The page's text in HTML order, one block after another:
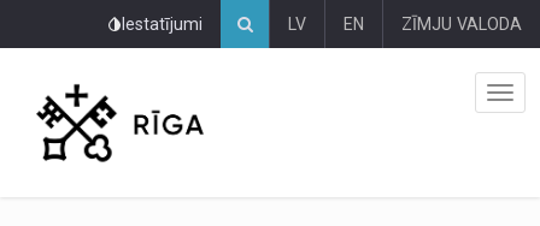
Iestatījumi LV EN ZĪMJU VALODA